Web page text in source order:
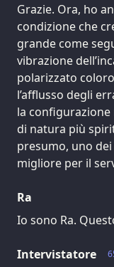
Grazie. Ora, ho
condizione che
grande come
vibrazione
polarizzato
l’afflusso degli
la
di natura più
presumo, uno
migliore per il
Ra
Io sono Ra.
Intervistatore